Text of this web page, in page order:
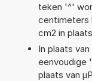
teken '^'
centimeters
cm2 in
In plaats
eenvoudige
plaats van